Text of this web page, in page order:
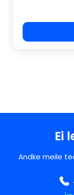
Ei
Andke meile